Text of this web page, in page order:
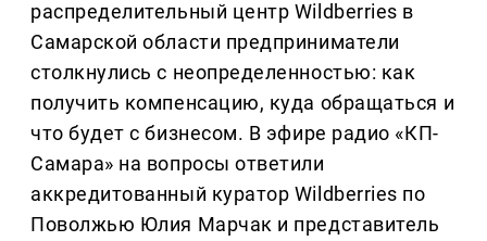
распределительный центр Wildberries в
Самарской области предприниматели
столкнулись с неопределенностью: как
получить компенсацию, куда обращаться и
что будет с бизнесом. В эфире радио «КП-
Самара» на вопросы ответили
аккредитованный куратор Wildberries по
Поволжью Юлия Марчак и представитель